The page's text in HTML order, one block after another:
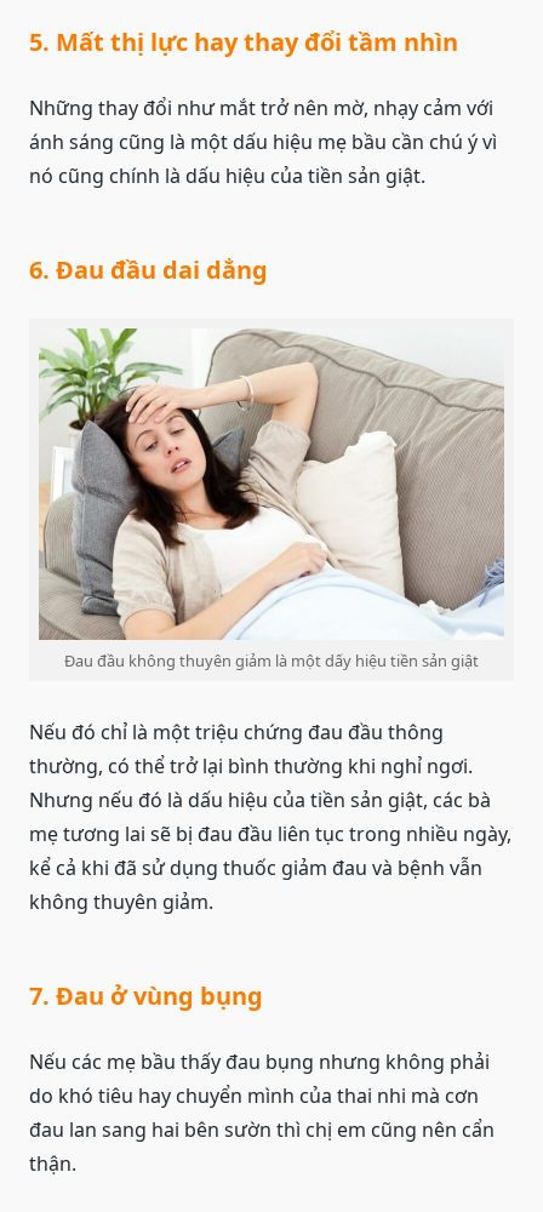
5. Mất thị lực hay thay đổi tầm nhìn
Những thay đổi như mắt trở nên mờ, nhạy cảm với
ánh sáng cũng là một dấu hiệu mẹ bầu cần chú ý vì
nó cũng chính là dấu hiệu của tiền sản giật.
6. Đau đầu dai dẳng
Đau đầu không thuyên giảm là một dấy hiệu tiền sản giật
Nếu đó chỉ là một triệu chứng đau đầu thông
thường, có thể trở lại bình thường khi nghỉ ngơi.
Nhưng nếu đó là dấu hiệu của tiền sản giật, các bà
mẹ tương lai sẽ bị đau đầu liên tục trong nhiều ngày,
kể cả khi đã sử dụng thuốc giảm đau và bệnh vẫn
không thuyên giảm.
7. Đau ở vùng bụng
Nếu các mẹ bầu thấy đau bụng nhưng không phải
do khó tiêu hay chuyển mình của thai nhi mà cơn
đau lan sang hai bên sườn thì chị em cũng nên cẩn
thận.